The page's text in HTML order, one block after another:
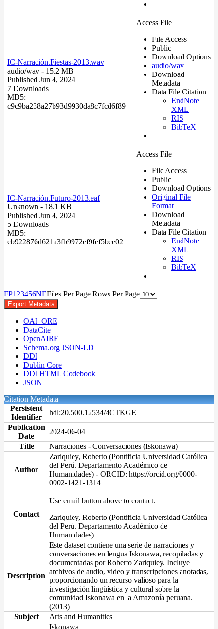
IC-Narración.Fiestas-2013.wav
audio/wav - 15.2 MB
Published Jun 4, 2024
7 Downloads
MD5:
c9c9ba238a27b93d9930da8c7fcd6f89
Access File
File Access
Public
Download Options
audio/wav
Download
Metadata
Data File Citation
EndNote
XML
RIS
BibTeX
IC-Narración.Futuro-2013.eaf
Unknown - 18.1 KB
Published Jun 4, 2024
5 Downloads
MD5:
cb922876d621a3fb9972ef9fef5bce02
Access File
File Access
Public
Download Options
Original File
Format
Download
Metadata
Data File Citation
EndNote
XML
RIS
BibTeX
FP1 23456NEFiles Per Page Rows Per Page
Export Metadata
OAI_ORE
DataCite
OpenAIRE
Schema.org JSON-LD
DDI
Dublin Core
DDI HTML Codebook
JSON
Citation Metadata
Persistent
Identifier
hdl:20.500.12534/4CTKGE
Publication
Date
2024-06-04
Title
Narraciones - Conversaciones (Iskonawa)
Author
Zariquiey, Roberto (Pontificia Universidad Católica
del Perú. Departamento Académico de
Humanidades) - ORCID: https://orcid.org/0000-
0002-1421-1314
Contact
Use email button above to contact.
Zariquiey, Roberto (Pontificia Universidad Católica
del Perú. Departamento Académico de
Humanidades)
Description
Este dataset contiene una serie de narraciones y
conversaciones en lengua Iskonawa, recopiladas y
documentadas por Roberto Zariquiey. Incluye
archivos de audio, video y transcripciones anotadas,
proporcionando un recurso valioso para la
investigación lingüística y cultural sobre la
comunidad Iskonawa en la Amazonía peruana.
(2013)
Subject
Arts and Humanities
Iskonawa